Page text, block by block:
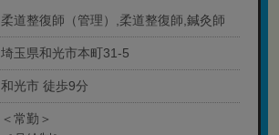
柔道整復師（管理）,柔道整復師,鍼灸師
埼玉県和光市本町31-5
和光市 徒歩9分
＜常勤＞